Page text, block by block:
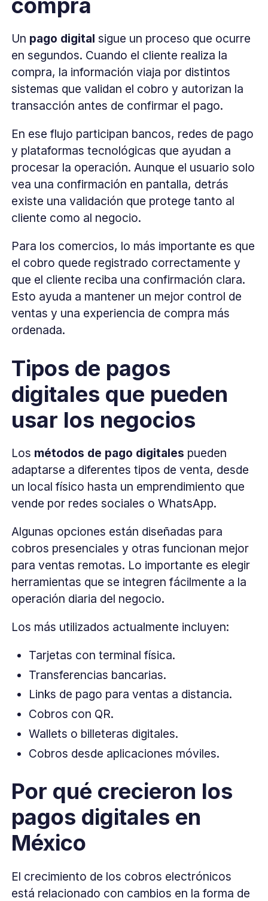
Un pago digital sigue un proceso que ocurre
en segundos. Cuando el cliente realiza la
compra, la información viaja por distintos
sistemas que validan el cobro y autorizan la
transacción antes de confirmar el pago.
En ese flujo participan bancos, redes de pago
y plataformas tecnológicas que ayudan a
procesar la operación. Aunque el usuario solo
vea una confirmación en pantalla, detrás
existe una validación que protege tanto al
cliente como al negocio.
Para los comercios, lo más importante es que
el cobro quede registrado correctamente y
que el cliente reciba una confirmación clara.
Esto ayuda a mantener un mejor control de
ventas y una experiencia de compra más
ordenada.
Tipos de pagos
digitales que pueden
usar los negocios
Los métodos de pago digitales pueden
adaptarse a diferentes tipos de venta, desde
un local físico hasta un emprendimiento que
vende por redes sociales o WhatsApp.
Algunas opciones están diseñadas para
cobros presenciales y otras funcionan mejor
para ventas remotas. Lo importante es elegir
herramientas que se integren fácilmente a la
operación diaria del negocio.
Los más utilizados actualmente incluyen:
Tarjetas con terminal física.
Transferencias bancarias.
Links de pago para ventas a distancia.
Cobros con QR.
Wallets o billeteras digitales.
Cobros desde aplicaciones móviles.
Por qué crecieron los
pagos digitales en
México
El crecimiento de los cobros electrónicos
está relacionado con cambios en la forma de